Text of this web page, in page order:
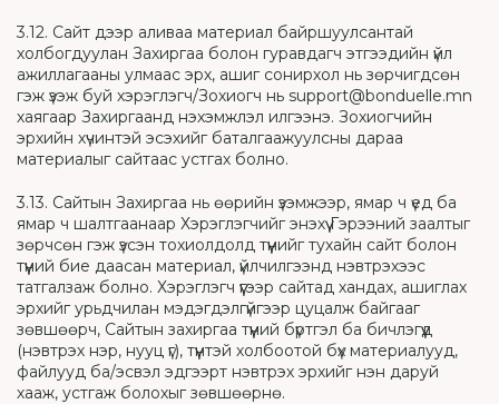
3.12. Сайт дээр аливаа материал байршуулсантай
холбогдуулан Захиргаа болон гуравдагч этгээдийн үйл
ажиллагааны улмаас эрх, ашиг сонирхол нь зөрчигдсөн
гэж үзэж буй хэрэглэгч/Зохиогч нь support@bonduelle.mn
хаягаар Захиргаанд нэхэмжлэл илгээнэ. Зохиогчийн
эрхийн хүчинтэй эсэхийг баталгаажуулсны дараа
материалыг сайтаас устгах болно.
3.13. Сайтын Захиргаа нь өөрийн үзэмжээр, ямар ч үед ба
ямар ч шалтгаанаар Хэрэглэгчийг энэхүү Гэрээний заалтыг
зөрчсөн гэж үзсэн тохиолдолд түүнийг тухайн сайт болон
түүний бие даасан материал, үйлчилгээнд нэвтрэхээс
татгалзаж болно. Хэрэглэгч үүгээр сайтад хандах, ашиглах
эрхийг урьдчилан мэдэгдэлгүйгээр цуцалж байгааг
зөвшөөрч, Сайтын захиргаа түүний бүртгэл ба бичлэгүүд
(нэвтрэх нэр, нууц үг), түүнтэй холбоотой бүх материалууд,
файлууд ба/эсвэл эдгээрт нэвтрэх эрхийг нэн даруй
хааж, устгаж болохыг зөвшөөрнө.